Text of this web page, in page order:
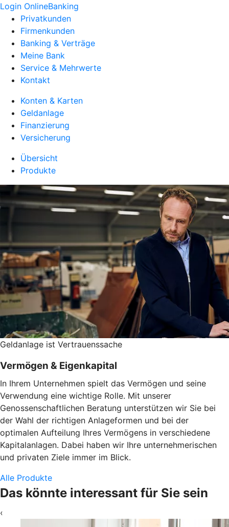
Login OnlineBanking
Privatkunden
Firmenkunden
Banking & Verträge
Meine Bank
Service & Mehrwerte
Kontakt
Konten & Karten
Geldanlage
Finanzierung
Versicherung
Übersicht
Produkte
Geldanlage ist Vertrauenssache
Vermögen & Eigenkapital
In Ihrem Unternehmen spielt das Vermögen und seine
Verwendung eine wichtige Rolle. Mit unserer
Genossenschaftlichen Beratung unterstützen wir Sie bei
der Wahl der richtigen Anlageformen und bei der
optimalen Aufteilung Ihres Vermögens in verschiedene
Kapitalanlagen. Dabei haben wir Ihre unternehmerischen
und privaten Ziele immer im Blick.
Alle Produkte
Das könnte interessant für Sie sein
‹